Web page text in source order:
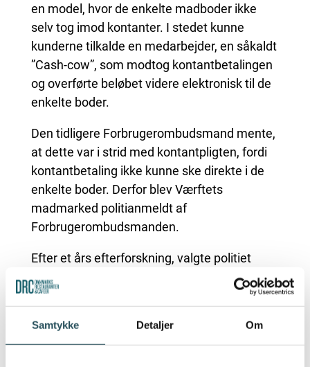
Samtykke Detaljer Om
en model, hvor de enkelte madboder ikke
selv tog imod kontanter. I stedet kunne
kunderne tilkalde en medarbejder, en såkaldt
”Cash-cow”, som modtog kontantbetalingen
og overførte beløbet videre elektronisk til de
enkelte boder.
Den tidligere Forbrugerombudsmand mente,
at dette var i strid med kontantpligten, fordi
kontantbetaling ikke kunne ske direkte i de
enkelte boder. Derfor blev Værftets
madmarked politianmeldt af
Forbrugerombudsmanden.
Efter et års efterforskning, valgte politiet
fornyeligt at droppe sagen. Der var ikke bevis
for, at modellen udgjorde en reel hindring for
gøre kontantbetaling lidt mindre bekvemt –